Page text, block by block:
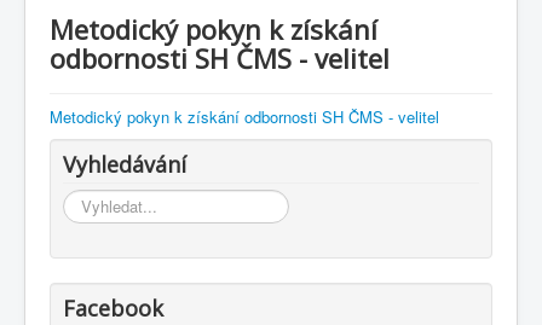
Metodický pokyn k získání
odbornosti SH ČMS - velitel
Metodický pokyn k získání odbornosti SH ČMS - velitel
Vyhledávání
Vyhledávání...
Facebook